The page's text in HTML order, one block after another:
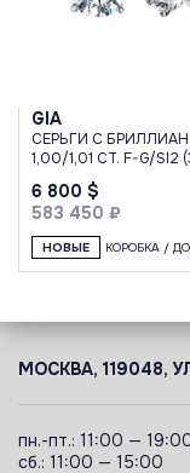
GIA
СЕРЬГИ С
1,00/1,01 CT. F-G/SI2
EXCELLENT)
6 800 $
583 450 ₽
НОВЫЕ КОРОБКА /
МОСКВА, 119048,
пн.-пт.: 11:00 —
сб.: 11:00 — 15:00